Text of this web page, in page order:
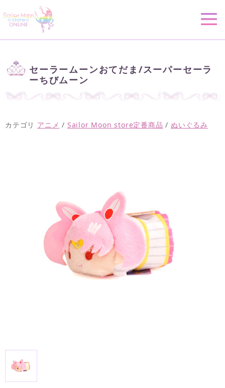
セーラームーンおてだま/スーパーセーラ
ーちびムーン
カテゴリ アニメ / Sailor Moon store定番商品 /ぬいぐるみ